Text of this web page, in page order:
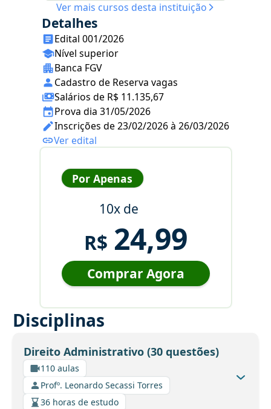
Ver mais cursos desta instituição
Detalhes
Edital 001/2026
Nível superior
Banca FGV
Cadastro de Reserva vagas
Salários de R$ 11.135,67
Prova dia 31/05/2026
Inscrições de 23/02/2026 à 26/03/2026
Ver edital
Por Apenas
10x de
R$ 24,99
Comprar Agora
Disciplinas
Direito Administrativo (30 questões)
110 aulas
Profº. Leonardo Secassi Torres
36 horas de estudo